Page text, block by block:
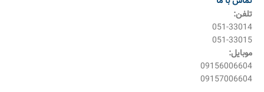
تلفن:
051-33014
051-33015
موبایل:
09156006604
09157006604